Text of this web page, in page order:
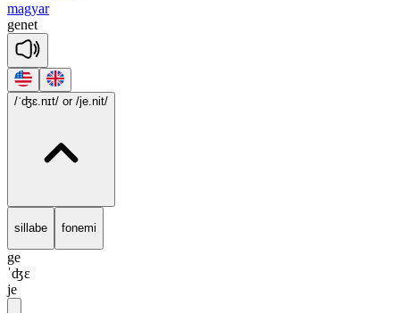
magyar
genet
/ˈʤɛ.nɪt/ or /je.nit/
sillabe fonemi
ge
ˈʤɛ
je